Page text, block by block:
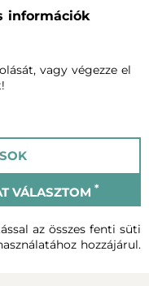
Impresszum
információk
vagy végezze el
VÁLASZTOM *
az összes fenti süti
hozzájárul.